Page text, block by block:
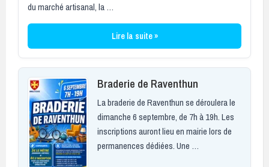
du marché artisanal, la …
Lire la suite »
Braderie de Raventhun
La braderie de Raventhun se déroulera le
dimanche 6 septembre, de 7h à 19h. Les
inscriptions auront lieu en mairie lors de
permanences dédiées. Une …